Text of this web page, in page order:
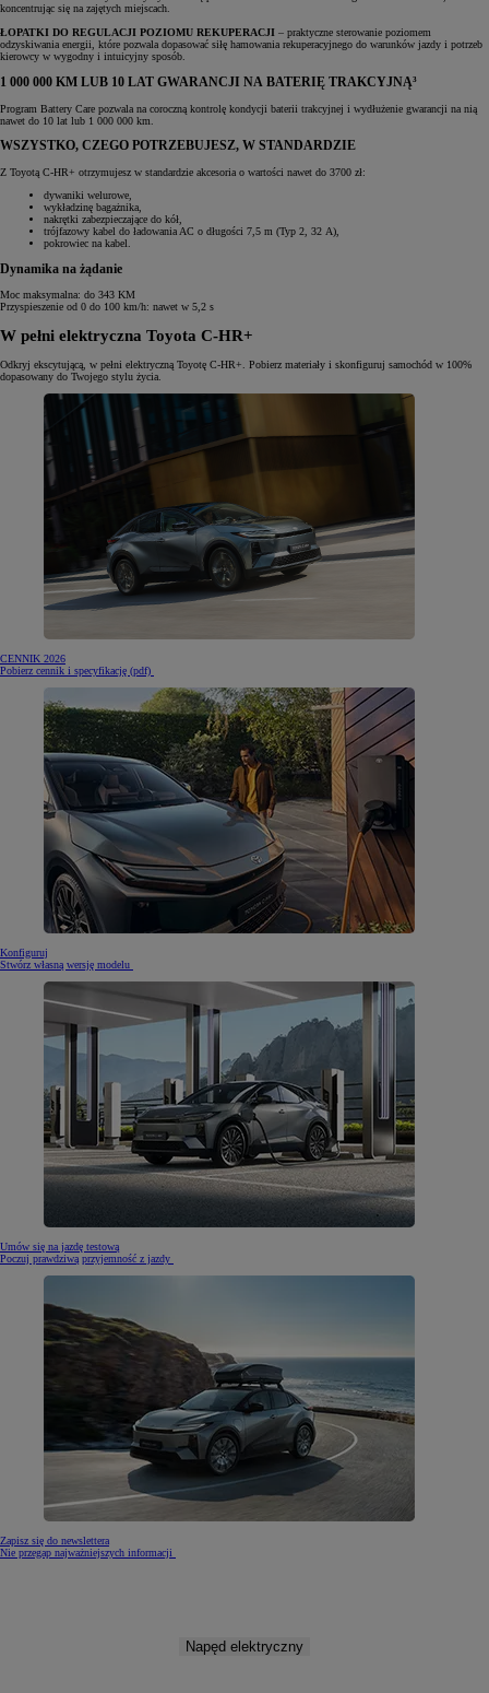
koncentrując się na zajętych miejscach.
ŁOPATKI DO REGULACJI POZIOMU REKUPERACJI – praktyczne sterowanie poziomem
odzyskiwania energii, które pozwala dopasować siłę hamowania rekuperacyjnego do warunków jazdy i potrzeb
kierowcy w wygodny i intuicyjny sposób.
1 000 000 KM LUB 10 LAT GWARANCJI NA BATERIĘ TRAKCYJNĄ³
Program Battery Care pozwala na coroczną kontrolę kondycji baterii trakcyjnej i wydłużenie gwarancji na nią
nawet do 10 lat lub 1 000 000 km.
WSZYSTKO, CZEGO POTRZEBUJESZ, W STANDARDZIE
Z Toyotą C-HR+ otrzymujesz w standardzie akcesoria o wartości nawet do 3700 zł:
dywaniki welurowe,
wykładzinę bagażnika,
nakrętki zabezpieczające do kół,
trójfazowy kabel do ładowania AC o długości 7,5 m (Typ 2, 32 A),
pokrowiec na kabel.
Dynamika na żądanie
Moc maksymalna: do 343 KM
Przyspieszenie od 0 do 100 km/h: nawet w 5,2 s
W pełni elektryczna Toyota C-HR+
Odkryj ekscytującą, w pełni elektryczną Toyotę C-HR+. Pobierz materiały i skonfiguruj samochód w 100%
dopasowany do Twojego stylu życia.
CENNIK 2026
Pobierz cennik i specyfikację (pdf)
Konfiguruj
Stwórz własną wersję modelu
Umów się na jazdę testową
Poczuj prawdziwą przyjemność z jazdy
Zapisz się do newslettera
Nie przegap najważniejszych informacji
Napęd elektryczny